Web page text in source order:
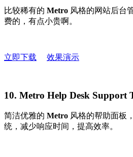
比较稀有的 Metro 风格的网站后台
费的，有点小贵啊。
立即下载 效果演示
10. Metro Help Desk Support
简洁优雅的 Metro 风格的帮助面板
统，减少响应时间，提高效率。